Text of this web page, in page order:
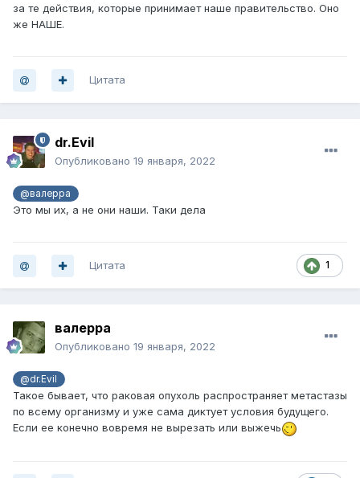
за те действия, которые принимает наше правительство. Оно
же НАШЕ.
Цитата
dr.Evil
Опубликовано 19 января, 2022
@валерра
Это мы их, а не они наши. Таки дела
1
Цитата
валерра
Опубликовано 19 января, 2022
@dr.Evil
Такое бывает, что раковая опухоль распространяет метастазы
по всему организму и уже сама диктует условия будущего.
Если ее конечно вовремя не вырезать или выжечь